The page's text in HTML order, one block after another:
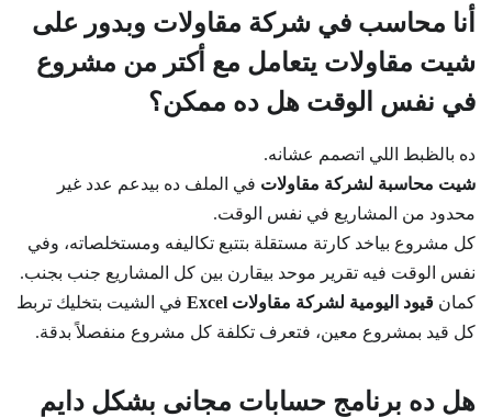
أنا محاسب في شركة مقاولات وبدور على
شيت مقاولات يتعامل مع أكتر من مشروع
في نفس الوقت هل ده ممكن؟
ده بالظبط اللي اتصمم عشانه.
شيت محاسبة لشركة مقاولات في الملف ده بيدعم عدد غير
محدود من المشاريع في نفس الوقت.
كل مشروع بياخد كارتة مستقلة بتتبع تكاليفه ومستخلصاته، وفي
نفس الوقت فيه تقرير موحد بيقارن بين كل المشاريع جنب بجنب.
كمان قيود اليومية لشركة مقاولات Excel
في الشيت بتخليك تربط
كل قيد بمشروع معين، فتعرف تكلفة كل مشروع منفصلاً بدقة.
هل ده برنامج حسابات مجانى بشكل دايم